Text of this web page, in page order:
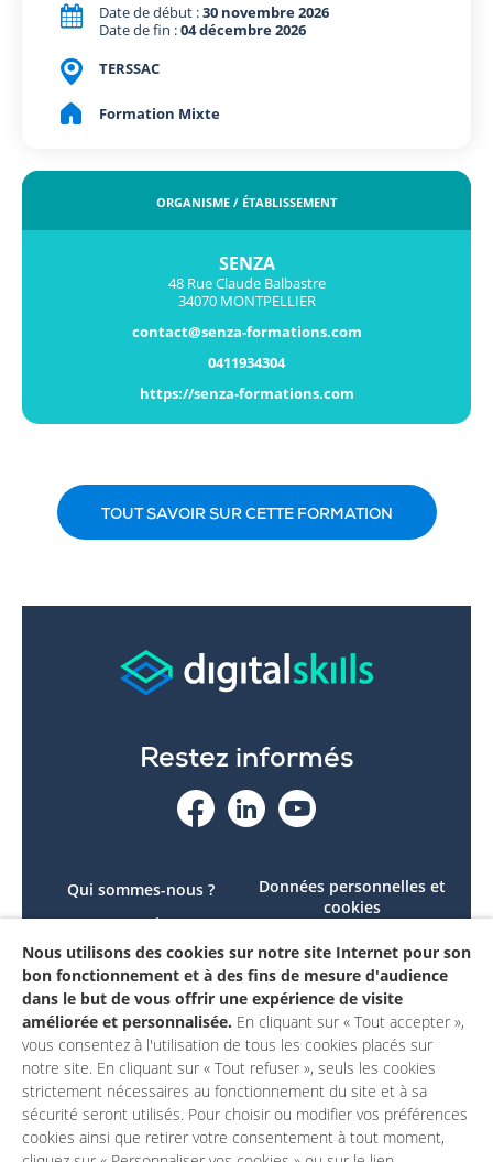
Date de début :30 novembre 2026
Date de fin :04 décembre 2026
TERSSAC
Formation Mixte
ORGANISME / ÉTABLISSEMENT
SENZA
48 Rue Claude Balbastre
34070 MONTPELLIER
contact@senza-formations.com
0411934304
https://senza-formations.com
TOUT SAVOIR SUR CETTE FORMATION
Restez informés
Qui sommes-nous ?
Le projet
Contactez-nous
Mon compte
Données personnelles et
cookies
conforme
Mentions légales
Nous utilisons des cookies sur notre site Internet pour son
bon fonctionnement et à des fins de mesure d'audience
dans le but de vous offrir une expérience de visite
améliorée et personnalisée. En cliquant sur « Tout accepter »,
vous consentez à l'utilisation de tous les cookies placés sur
notre site. En cliquant sur « Tout refuser », seuls les cookies
strictement nécessaires au fonctionnement du site et à sa
sécurité seront utilisés. Pour choisir ou modifier vos préférences
cookies ainsi que retirer votre consentement à tout moment,